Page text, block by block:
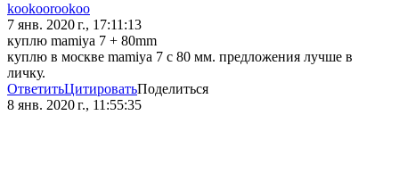
kookoorookoo
7 янв. 2020 г., 17:11:13
куплю mamiya 7 + 80mm
куплю в москве mamiya 7 с 80 мм. предложения лучше в
личку.
ОтветитьЦитироватьПоделиться
8 янв. 2020 г., 11:55:35